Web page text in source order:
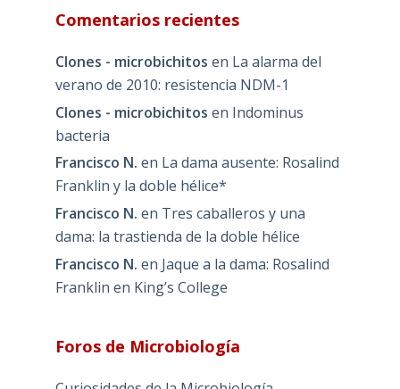
Comentarios recientes
Clones - microbichitos en La alarma del
verano de 2010: resistencia NDM-1
Clones - microbichitos en Indominus
bacteria
Francisco N. en La dama ausente: Rosalind
Franklin y la doble hélice*
Francisco N. en Tres caballeros y una
dama: la trastienda de la doble hélice
Francisco N. en Jaque a la dama: Rosalind
Franklin en King’s College
Foros de Microbiología